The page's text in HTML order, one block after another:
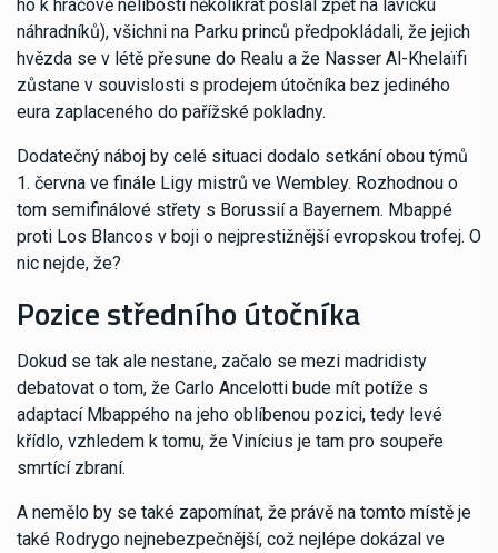
ho k hráčově nelibosti několikrát poslal zpět na lavičku
náhradníků), všichni na Parku princů předpokládali, že jejich
hvězda se v létě přesune do Realu a že Nasser Al-Khelaïfi
zůstane v souvislosti s prodejem útočníka bez jediného
eura zaplaceného do pařížské pokladny.
Dodatečný náboj by celé situaci dodalo setkání obou týmů
1. června ve finále Ligy mistrů ve Wembley. Rozhodnou o
tom semifinálové střety s Borussií a Bayernem. Mbappé
proti Los Blancos v boji o nejprestižnější evropskou trofej. O
nic nejde, že?
Pozice středního útočníka
Dokud se tak ale nestane, začalo se mezi madridisty
debatovat o tom, že Carlo Ancelotti bude mít potíže s
adaptací Mbappého na jeho oblíbenou pozici, tedy levé
křídlo, vzhledem k tomu, že Vinícius je tam pro soupeře
smrtící zbraní.
A nemělo by se také zapomínat, že právě na tomto místě je
také Rodrygo nejnebezpečnější, což nejlépe dokázal ve